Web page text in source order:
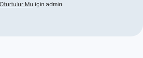
Mu için admin